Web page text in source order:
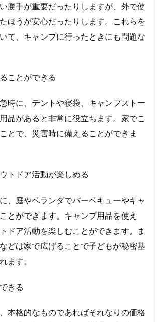
勝手が重要だったりしますが、外で使
ほうが安心だったりします。これらを
て、キャンプに行ったときにも問題な
ことができる
時に、テントや寝袋、キャンプストー
品があると非常に役立ちます。家でこ
とで、災害時に備えることができま
トドア活動が楽しめる
、庭やベランダでバーベキューやキャ
とができます。キャンプ用品を使え
ドア活動を楽しむことができます。ま
どは家で広げることで子どもが秘密基
ます。
きる
本格的なものであればそれなりの価格